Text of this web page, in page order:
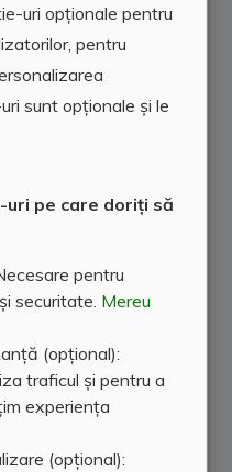
uri opționale pentru
pentru
sunt opționale și le
pe care doriți să
pentru
securitate. Mereu
(opțional):
traficul și pentru a
experiența
(opțional):